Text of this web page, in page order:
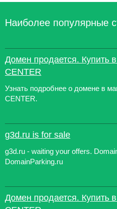
Наиболее популярные
Домен продается. Купить
CENTER
Узнать подробнее о домене в
CENTER.
g3d.ru is for sale
g3d.ru - waiting your offers.
DomainParking.ru
Домен продается. Купить